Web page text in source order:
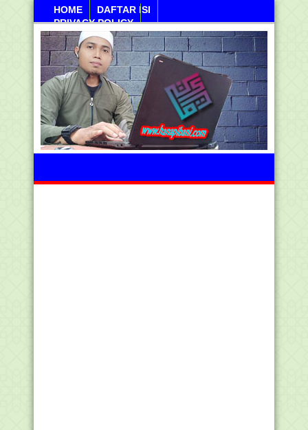
HOME
DAFTAR ISI
PRIVACY POLICY
Kamis, 06 Agustus 2026